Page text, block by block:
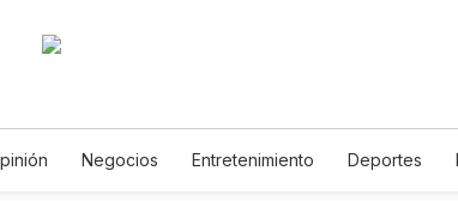
Negocios Entretenimiento Deportes